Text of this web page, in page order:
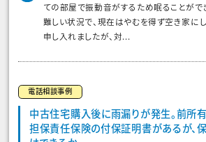
ての部屋で振動音がするため眠ることがで
難しい状況で、現在はやむを得ず空き家に
申し入れましたが、対...
電話相談事例
中古住宅購入後に雨漏りが発生。前所
担保責任保険の付保証明書があるが、